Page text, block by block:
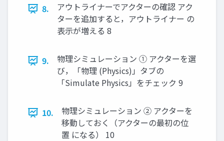
8.
アウトライナーでアクターの確認 アク
ターを追加すると，アウトライナー の
表示が増える 8
9.
物理シミュレーション ① アクターを選
び，「物理 (Physics)」タブの
「Simulate Physics」をチェック 9
10.
物理シミュレーション ② アクターを
移動しておく（アクターの最初の位
置 になる） 10